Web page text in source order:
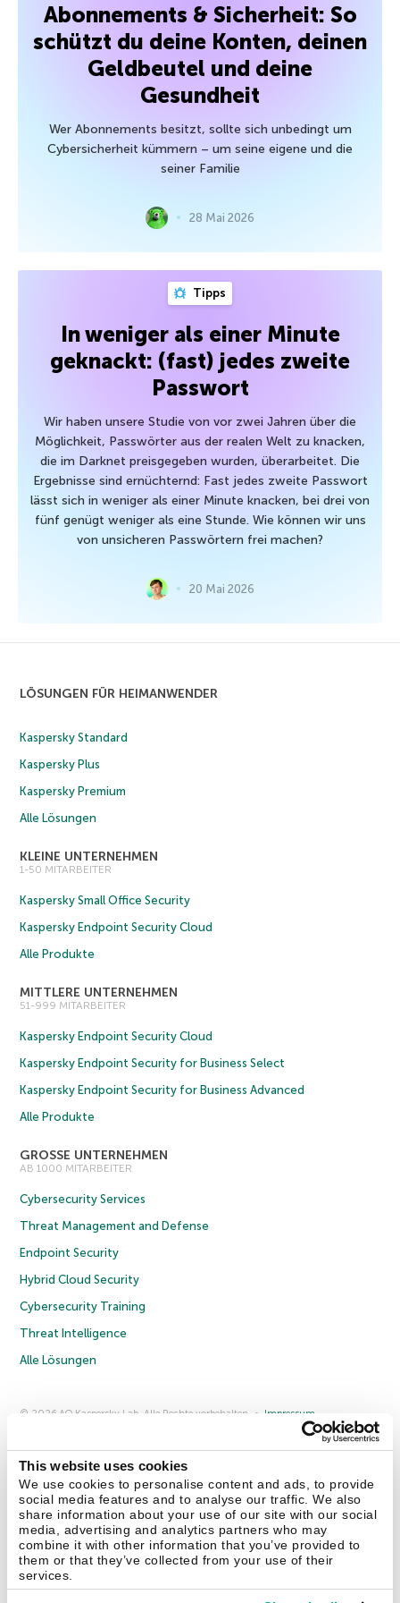
This website uses cookies
We use cookies to personalise content and ads, to provide
social media features and to analyse our traffic. We also
share information about your use of our site with our social
media, advertising and analytics partners who may
combine it with other information that you’ve provided to
them or that they’ve collected from your use of their
services.
Abonnements & Sicherheit: So
schützt du deine Konten, deinen
Geldbeutel und deine
Gesundheit
Wer Abonnements besitzt, sollte sich unbedingt um
Cybersicherheit kümmern – um seine eigene und die
seiner Familie
28 Mai 2026
Tipps
In weniger als einer Minute
geknackt: (fast) jedes zweite
Passwort
Wir haben unsere Studie von vor zwei Jahren über die
Möglichkeit, Passwörter aus der realen Welt zu knacken,
die im Darknet preisgegeben wurden, überarbeitet. Die
Ergebnisse sind ernüchternd: Fast jedes zweite Passwort
lässt sich in weniger als einer Minute knacken, bei drei von
fünf genügt weniger als eine Stunde. Wie können wir uns
von unsicheren Passwörtern frei machen?
20 Mai 2026
LÖSUNGEN FÜR HEIMANWENDER
Kaspersky Standard
Kaspersky Plus
Kaspersky Premium
Alle Lösungen
KLEINE UNTERNEHMEN
1-50 MITARBEITER
Kaspersky Small Office Security
Kaspersky Endpoint Security Cloud
Alle Produkte
MITTLERE UNTERNEHMEN
51-999 MITARBEITER
Kaspersky Endpoint Security Cloud
Kaspersky Endpoint Security for Business Select
Kaspersky Endpoint Security for Business Advanced
Alle Produkte
GROSSE UNTERNEHMEN
AB 1000 MITARBEITER
Cybersecurity Services
Threat Management and Defense
Endpoint Security
Hybrid Cloud Security
Cybersecurity Training
Threat Intelligence
Alle Lösungen
© 2026 AO Kaspersky Lab. Alle Rechte vorbehalten.
Impressum
Lizenzvereinbarung B2B
Anmeldung zum Newsletter für B2B-Vertriebspartner
Kontakt Über uns Partner Blog
Weitere Informationen
Pressemitteilungen
Securelist Eugene Personal Blog Enzyklopädie